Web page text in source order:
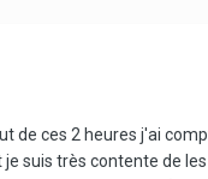
de ces 2 heures j'ai
suis très contente de